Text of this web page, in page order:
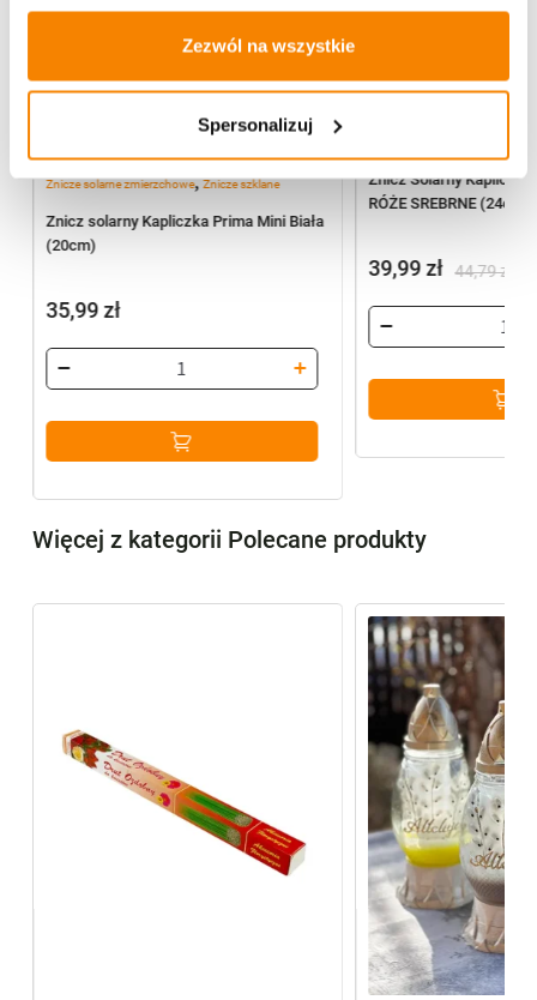
Zezwól na wszystkie
Spersonalizuj
Znicze solarne zmierzchowe,Znicze szklane
Znicz solarny Kapliczka Prima Mini Biała
(20cm)
35,99zł
Znicz Solarny Kapliczka
RÓŻE SREBRNE (24cm)
44,79zł
cena
wynosiła:
44,79 zł.
39,99zł
cena
wynosi:
39,99 zł.
Więcej z kategorii Polecane produkty